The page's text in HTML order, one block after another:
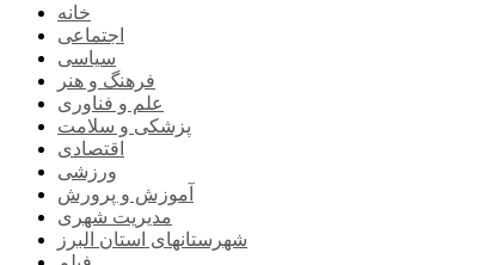
خانه
اجتماعی
سیاسی
فرهنگ و هنر
علم و فناوری
پزشکی و سلامت
اقتصادی
ورزشی
آموزش و پرورش
مدیریت شهری
شهرستانهای استان البرز